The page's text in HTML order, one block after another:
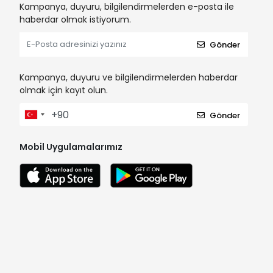
Kampanya, duyuru, bilgilendirmelerden e-posta ile
haberdar olmak istiyorum.
Gönder
Kampanya, duyuru ve bilgilendirmelerden haberdar
olmak için kayıt olun.
Gönder
Mobil Uygulamalarımız